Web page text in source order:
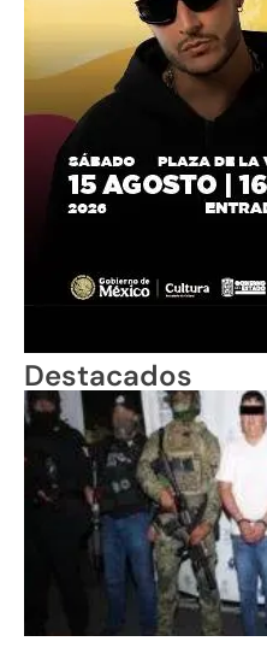
Destacados